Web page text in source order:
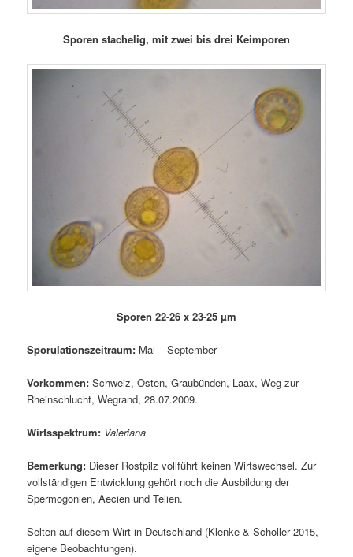
Sporen stachelig, mit zwei bis drei Keimporen
Sporen 22-26 x 23-25 µm
Sporulationszeitraum: Mai – September
Vorkommen: Schweiz, Osten, Graubünden, Laax, Weg zur
Rheinschlucht, Wegrand, 28.07.2009.
Wirtsspektrum: Valeriana
Bemerkung: Dieser Rostpilz vollführt keinen Wirtswechsel. Zur
vollständigen Entwicklung gehört noch die Ausbildung der
Spermogonien, Aecien und Telien.
Selten auf diesem Wirt in Deutschland (Klenke & Scholler 2015,
eigene Beobachtungen).